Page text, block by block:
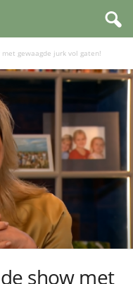
gewaagde jurk vol gaten!
show met